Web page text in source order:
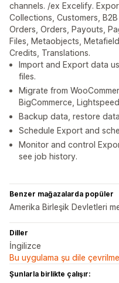
channels. /ex Excelify.
Collections, Customers,
Orders, Orders, Payouts,
Files, Metaobjects,
Credits, Translations.
Import and Export data
files.
Migrate from
BigCommerce,
Backup data, restore
Schedule Export and
Monitor and control
see job history.
Benzer mağazalarda popüler
Amerika Birleşik Devletleri
Diller
İngilizce
Bu uygulama şu dile
Şunlarla birlikte çalışır: